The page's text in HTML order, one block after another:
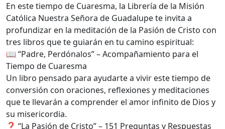
En este tiempo de Cuaresma, la Librería de la Misión
Católica Nuestra Señora de Guadalupe te invita a
profundizar en la meditación de la Pasión de Cristo con
tres libros que te guiarán en tu camino espiritual:
📖 “Padre, Perdónalos” – Acompañamiento para el
Tiempo de Cuaresma
Un libro pensado para ayudarte a vivir este tiempo de
conversión con oraciones, reflexiones y meditaciones
que te llevarán a comprender el amor infinito de Dios y
su misericordia.
❓ “La Pasión de Cristo” – 151 Preguntas y Respuestas